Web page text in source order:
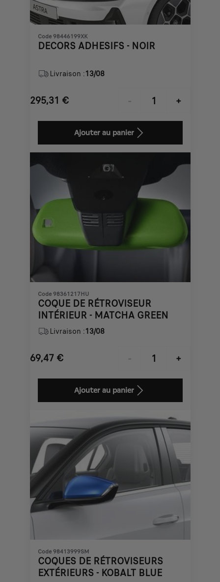
Code 98446199XK
DECORS ADHESIFS - NOIR
Livraison :13/08
295,31 €
Price
295,31
€
-
+
Quantity
to:
1
Ajouter au panier
Code 98361217HU
COQUE DE RÉTROVISEUR
INTÉRIEUR - MATCHA GREEN
Livraison :13/08
69,47 €
Price
69,47
-
+
Quantity
to:
Ajouter au panier
Code 98413999SM
COQUES DE RÉTROVISEURS
EXTÉRIEURS - KOBALT BLUE